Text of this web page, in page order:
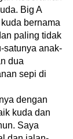
Big A
bernama
paling tidak
satunya anak-
dua
sepi di
dengan
kuda dan
Saya